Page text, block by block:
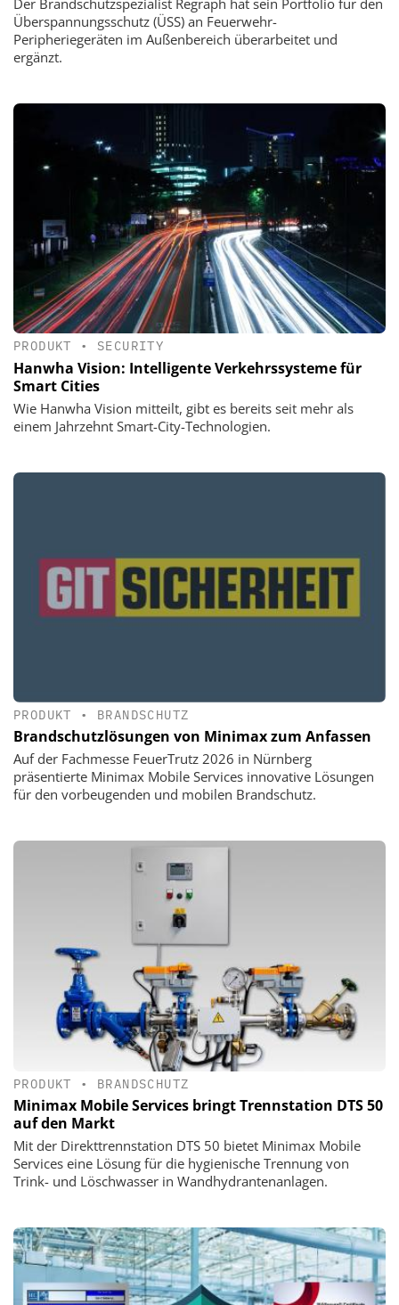
Überspannungsschutz (ÜSS) an Feuerwehr-
Peripheriegeräten im Außenbereich überarbeitet und
ergänzt.
PRODUKT • SECURITY
Hanwha Vision: Intelligente Verkehrssysteme für
Smart Cities
Wie Hanwha Vision mitteilt, gibt es bereits seit mehr als
einem Jahrzehnt Smart-City-Technologien.
PRODUKT • BRANDSCHUTZ
Brandschutzlösungen von Minimax zum Anfassen
Auf der Fachmesse FeuerTrutz 2026 in Nürnberg
präsentierte Minimax Mobile Services innovative Lösungen
für den vorbeugenden und mobilen Brandschutz.
PRODUKT • BRANDSCHUTZ
Minimax Mobile Services bringt Trennstation DTS 50
auf den Markt
Mit der Direkttrennstation DTS 50 bietet Minimax Mobile
Services eine Lösung für die hygienische Trennung von
Trink- und Löschwasser in Wandhydrantenanlagen.